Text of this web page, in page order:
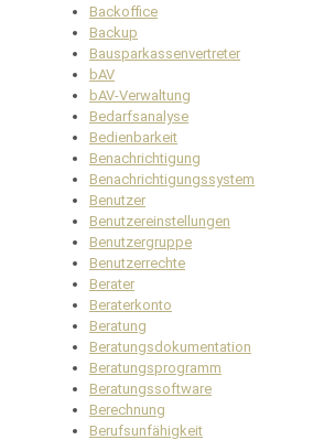
Backoffice
Backup
Bausparkassenvertreter
bAV
bAV-Verwaltung
Bedarfsanalyse
Bedienbarkeit
Benachrichtigung
Benachrichtigungssystem
Benutzer
Benutzereinstellungen
Benutzergruppe
Benutzerrechte
Berater
Beraterkonto
Beratung
Beratungsdokumentation
Beratungsprogramm
Beratungssoftware
Berechnung
Berufsunfähigkeit